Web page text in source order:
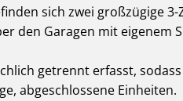
sich zwei großzügige
den Garagen mit eigenem
getrennt erfasst,
abgeschlossene Einheiten.